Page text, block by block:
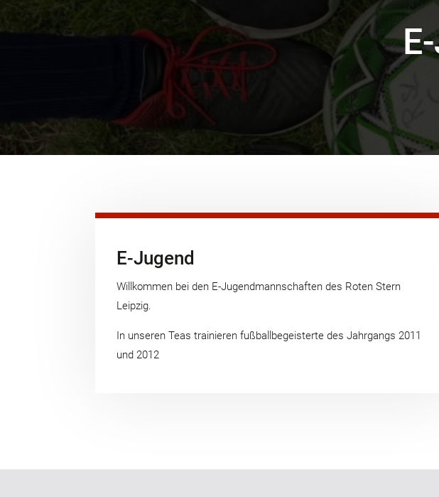
E-Jugend
Willkommen bei den E-Jugendmannschaften des Roten Stern
Leipzig.
In unseren Teas trainieren fußballbegeisterte des Jahrgangs 2011
und 2012